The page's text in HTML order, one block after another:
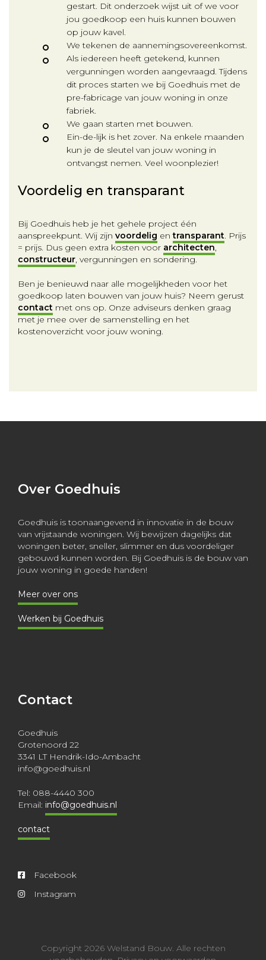
gestart. Dit onderzoek wijst uit of we voor
jou goedkoop een huis kunnen bouwen
op jouw kavel.
We tekenen de aannemingsovereenkomst.
Als iedereen heeft getekend, kunnen
vergunningen worden aangevraagd. Tijdens
dit proces starten we bij Goedhuis met de
pre-fabricage van jouw woning in onze
fabriek.
We gaan starten met bouwen.
Ein-de-lijk is het zover. Na enkele maanden
kun je de sleutel van jouw woning in
ontvangst nemen. Veel woonplezier!
Voordelig en transparant
Bij Goedhuis heb je het gehele project één
aanspreekpunt. Wij zijn voordelig entransparant. Prijs
= prijs. Dus geen extra kosten voor architecten,
constructeur, vergunningen en sondering.
Ben je benieuwd naar alle mogelijkheden voor het
goedkoop laten bouwen van jouw huis? Neem gerust
contact met ons op. Onze adviseurs denken graag
met je mee over de samenstelling en het
kostenoverzicht voor jouw woning.
Over Goedhuis
Goedhuis is toonaangevend in innovatie in de bouw
van vrijstaande woningen. Wij bewijzen dagelijks dat
woningen beter, sneller, slimmer en dus voordeliger
gebouwd kunnen worden. Bij Goedhuis is de bouw van
jouw woning in goede handen!
Meer over ons
Werken bij Goedhuis
Contact
Goedhuis
Grotenoord 22
3341 LT Hendrik-Ido-Ambacht
info@goedhuis.nl
Tel: 088-4440 300
Email: info@goedhuis.nl
contact
Facebook
Instagram
Copyright 2026 Welstand Bouw. Alle rechten